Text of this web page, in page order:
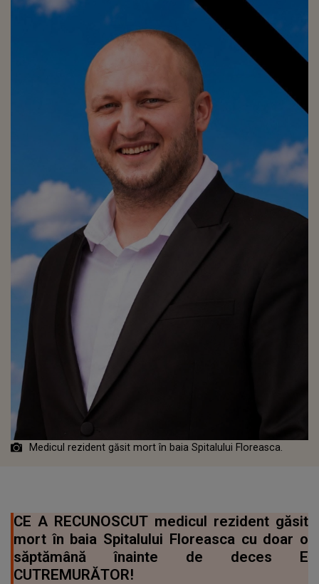
Medicul rezident găsit mort în baia Spitalului Floreasca.
CE A RECUNOSCUT medicul rezident găsit
mort în baia Spitalului Floreasca cu doar o
săptămână înainte de deces E
CUTREMURĂTOR!